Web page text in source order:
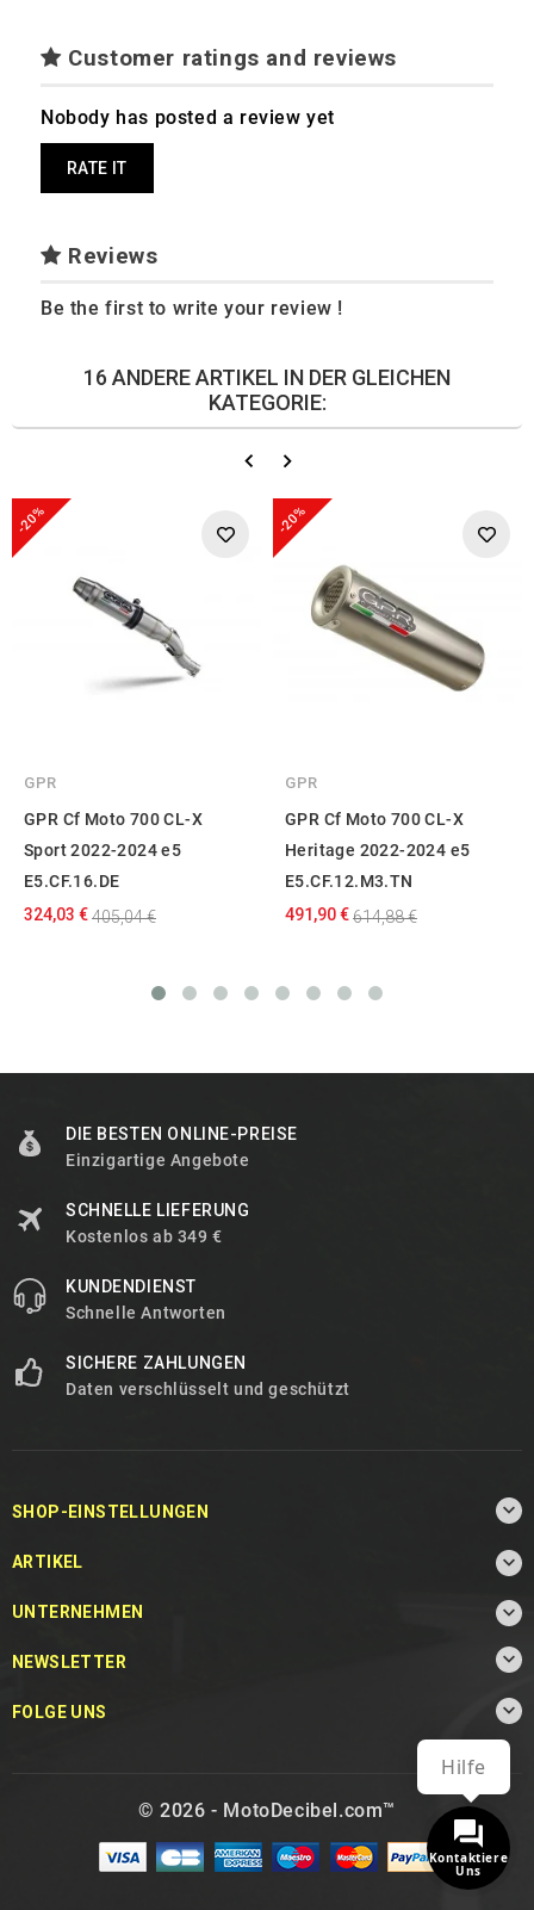
Customer ratings and reviews
Nobody has posted a review yet
RATE IT
Reviews
Be the first to write your review !
16 ANDERE ARTIKEL IN DER GLEICHEN
KATEGORIE:
-20%
GPR
GPR Cf Moto 700 CL-X
Sport 2022-2024 e5
E5.CF.16.DE
324,03 €405,04 €
-20%
GPR
GPR Cf Moto 700 CL-X
Heritage 2022-2024 e5
E5.CF.12.M3.TN
491,90 €614,88 €
DIE BESTEN ONLINE-PREISE
Einzigartige Angebote
SCHNELLE LIEFERUNG
Kostenlos ab 349 €
KUNDENDIENST
Schnelle Antworten
SICHERE ZAHLUNGEN
Daten verschlüsselt und geschützt
SHOP-EINSTELLUNGEN 
ARTIKEL 
UNTERNEHMEN 
NEWSLETTER 
FOLGE UNS 
© 2026 - MotoDecibel.com™
Kontaktiere
Uns
Hilfe